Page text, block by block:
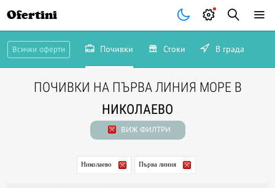
Ofertini
Всички оферти Почивки Стоки В града
ПОЧИВКИ НА ПЪРВА ЛИНИЯ МОРЕ В
НИКОЛАЕВО
ВИЖ ФИЛТРИ
Николаево Първа линия